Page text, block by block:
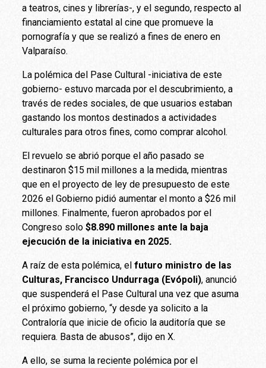
a teatros, cines y librerías-, y el segundo, respecto al
financiamiento estatal al cine que promueve la
pornografía y que se realizó a fines de enero en
Valparaíso.
La polémica del Pase Cultural -iniciativa de este
gobierno- estuvo marcada por el descubrimiento, a
través de redes sociales, de que usuarios estaban
gastando los montos destinados a actividades
culturales para otros fines, como comprar alcohol.
El revuelo se abrió porque el año pasado se
destinaron $15 mil millones a la medida, mientras
que en el proyecto de ley de presupuesto de este
2026 el Gobierno pidió aumentar el monto a $26 mil
millones. Finalmente, fueron aprobados por el
Congreso solo$8.890 millones ante la baja
ejecución de la iniciativa en 2025.
A raíz de esta polémica, elfuturo ministro de las
Culturas, Francisco Undurraga (Evópoli), anunció
que suspenderá el Pase Cultural una vez que asuma
el próximo gobierno, “y desde ya solicito a la
Contraloría que inicie de oficio la auditoría que se
requiera. Basta de abusos”, dijo en X.
A ello, se suma la reciente polémica por el